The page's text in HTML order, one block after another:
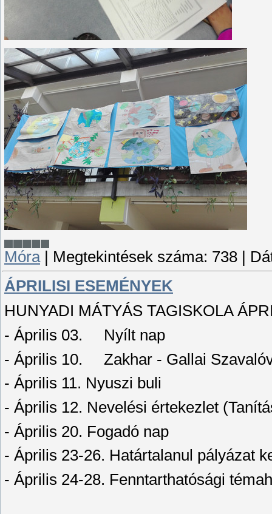
Móra| Megtekintések száma: 738 |
ÁPRILISI ESEMÉNYEK
HUNYADI MÁTYÁS TAGISKOLA
- Április 03. Nyílt nap
- Április 10. Zakhar - Gallai
- Április 11. Nyuszi buli
- Április 12. Nevelési értekezlet
- Április 20. Fogadó nap
- Április 23-26. Határtalanul pályázat
- Április 24-28. Fenntarthatósági